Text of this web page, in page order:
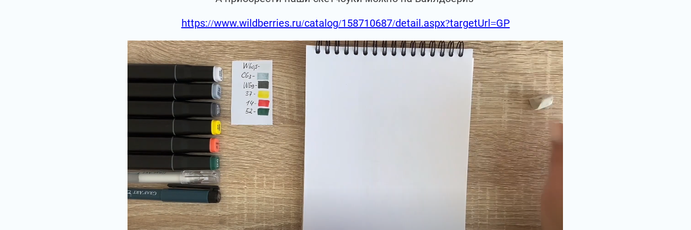
https://www.wildberries.ru/catalog/158710687/detail.aspx?targetUrl=GP